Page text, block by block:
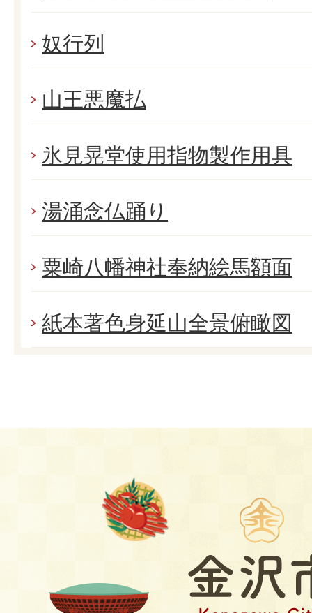
奴行列
山王悪魔払
氷見晃堂使用指物製作用具
湯涌念仏踊り
粟崎八幡神社奉納絵馬額面
紙本著色身延山全景俯瞰図